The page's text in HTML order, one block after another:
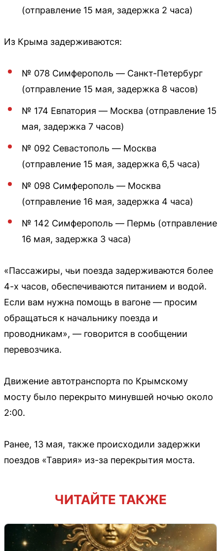
(отправление 15 мая, задержка 2 часа)
Из Крыма задерживаются:
№ 078 Симферополь — Санкт-Петербург
(отправление 15 мая, задержка 8 часов)
№ 174 Евпатория — Москва (отправление 15
мая, задержка 7 часов)
№ 092 Севастополь — Москва
(отправление 15 мая, задержка 6,5 часа)
№ 098 Симферополь — Москва
(отправление 16 мая, задержка 4 часа)
№ 142 Симферополь — Пермь (отправление
16 мая, задержка 3 часа)
«Пассажиры, чьи поезда задерживаются более
4-х часов, обеспечиваются питанием и водой.
Если вам нужна помощь в вагоне — просим
обращаться к начальнику поезда и
проводникам», — говорится в сообщении
перевозчика.
Движение автотранспорта по Крымскому
мосту было перекрыто минувшей ночью около
2:00.
Ранее, 13 мая, также происходили задержки
поездов «Таврия» из-за перекрытия моста.
ЧИТАЙТЕ ТАКЖЕ